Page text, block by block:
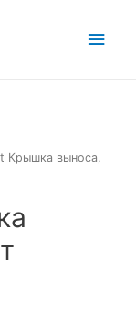
Крышка выноса,